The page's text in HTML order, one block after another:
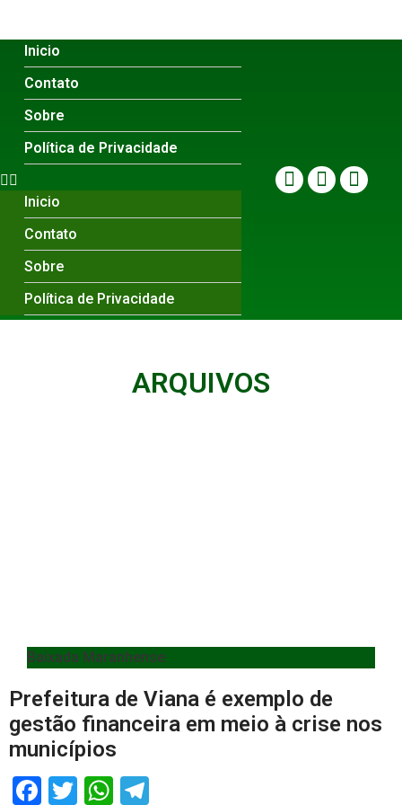
Inicio
Contato
Sobre
Política de Privacidade
Inicio
Contato
Sobre
Política de Privacidade
ARQUIVOS
Baixada Maranhense
Prefeitura de Viana é exemplo de
gestão financeira em meio à crise nos
municípios
Facebook
TwitterWhatsApp